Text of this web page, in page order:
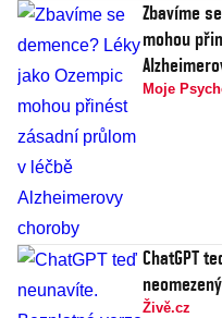
Zbavíme
mohou
Moje
ChatGPT
Živě.cz